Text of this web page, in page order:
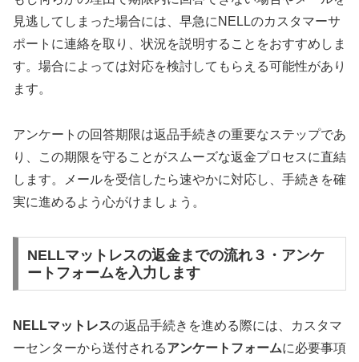
見逃してしまった場合には、早急にNELLのカスタマーサ
ポートに連絡を取り、状況を説明することをおすすめしま
す。場合によっては対応を検討してもらえる可能性があり
ます。
アンケートの回答期限は返品手続きの重要なステップであ
り、この期限を守ることがスムーズな返金プロセスに直結
します。メールを受信したら速やかに対応し、手続きを確
実に進めるよう心がけましょう。
NELLマットレスの返金までの流れ３・アンケ
ートフォームを入力します
NELLマットレスの返品手続きを進める際には、カスタマ
ーセンターから送付されるアンケートフォームに必要事項